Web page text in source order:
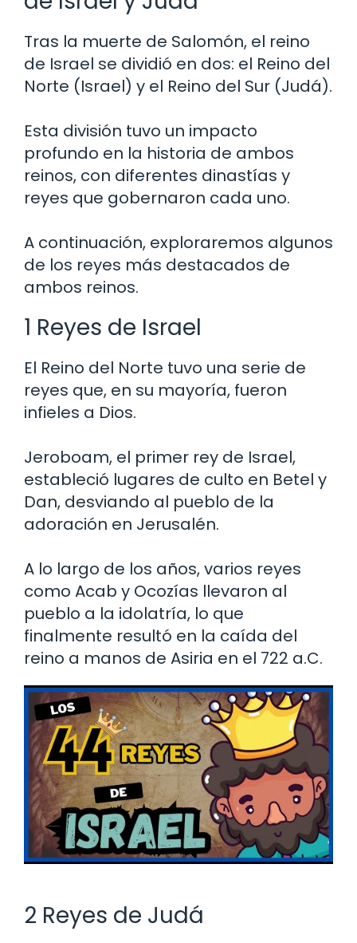
Tras la muerte de Salomón, el reino
de Israel se dividió en dos: el Reino del
Norte (Israel) y el Reino del Sur (Judá).
Esta división tuvo un impacto
profundo en la historia de ambos
reinos, con diferentes dinastías y
reyes que gobernaron cada uno.
A continuación, exploraremos algunos
de los reyes más destacados de
ambos reinos.
1 Reyes de Israel
El Reino del Norte tuvo una serie de
reyes que, en su mayoría, fueron
infieles a Dios.
Jeroboam, el primer rey de Israel,
estableció lugares de culto en Betel y
Dan, desviando al pueblo de la
adoración en Jerusalén.
A lo largo de los años, varios reyes
como Acab y Ocozías llevaron al
pueblo a la idolatría, lo que
finalmente resultó en la caída del
reino a manos de Asiria en el 722 a.C.
2 Reyes de Judá